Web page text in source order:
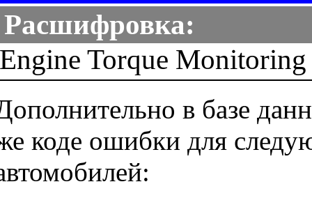
Расшифровка:
Engine Torque
в базе
коде ошибки для